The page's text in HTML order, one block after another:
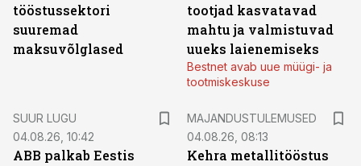
tööstussektori
suuremad
maksuvõlglased
tootjad kasvatavad
mahtu ja valmistuvad
uueks laienemiseks
Bestnet avab uue müügi- ja
tootmiskeskuse
SUUR LUGU
04.08.26, 10:42
ABB palkab Eestis
MAJANDUSTULEMUSED
04.08.26, 08:13
Kehra metallitööstus